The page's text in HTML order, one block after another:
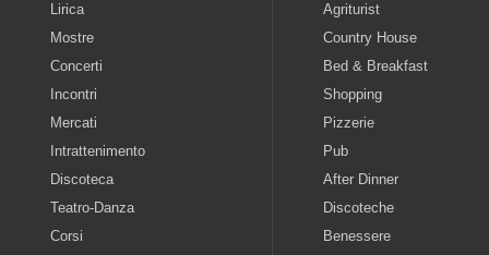
Lirica
Mostre
Concerti
Incontri
Mercati
Intrattenimento
Discoteca
Teatro-Danza
Corsi
Agriturist
Country House
Bed & Breakfast
Shopping
Pizzerie
Pub
After Dinner
Discoteche
Benessere